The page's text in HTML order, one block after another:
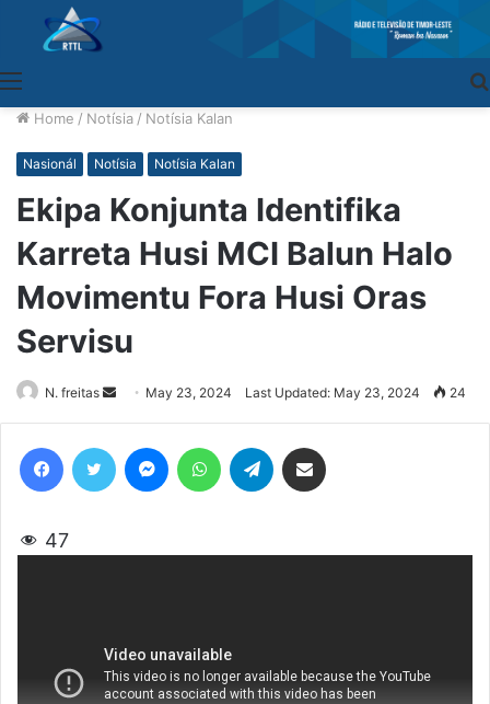
Home / Notísia / Notísia Kalan
Nasionál Notísia Notísia Kalan
Ekipa Konjunta Identifika
Karreta Husi MCI Balun Halo
Movimentu Fora Husi Oras
Servisu
N. freitas
Send
an
email
May 23, 2024 Last Updated: May 23, 2024 24
47